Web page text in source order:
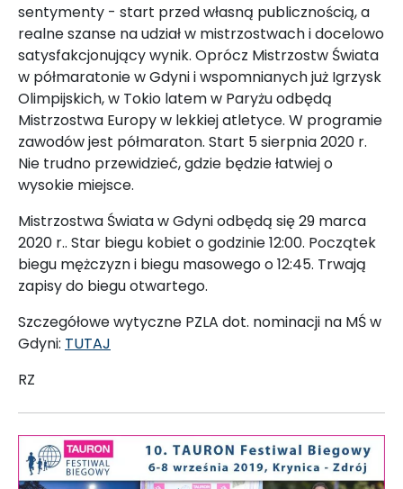
sentymenty - start przed własną publicznością, a
realne szanse na udział w mistrzostwach i docelowo
satysfakcjonujący wynik. Oprócz Mistrzostw Świata
w półmaratonie w Gdyni i wspomnianych już Igrzysk
Olimpijskich, w Tokio latem w Paryżu odbędą
Mistrzostwa Europy w lekkiej atletyce. W programie
zawodów jest półmaraton. Start 5 sierpnia 2020 r.
Nie trudno przewidzieć, gdzie będzie łatwiej o
wysokie miejsce.
Mistrzostwa Świata w Gdyni odbędą się 29 marca
2020 r.. Star biegu kobiet o godzinie 12:00. Początek
biegu mężczyzn i biegu masowego o 12:45. Trwają
zapisy do biegu otwartego.
Szczegółowe wytyczne PZLA dot. nominacji na MŚ w
Gdyni: TUTAJ
RZ